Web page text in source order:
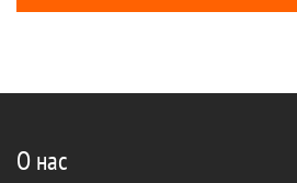
О нас